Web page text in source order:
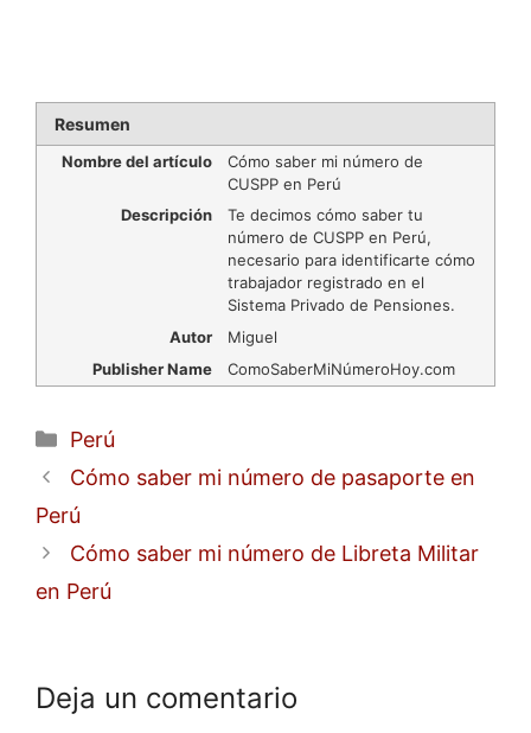
Resumen
Nombre del artículo
Cómo saber mi número de
CUSPP en Perú
Descripción
Te decimos cómo saber tu
número de CUSPP en Perú,
necesario para identificarte cómo
trabajador registrado en el
Sistema Privado de Pensiones.
Autor
Miguel
Publisher Name
ComoSaberMiNúmeroHoy.com
Categorías
Perú
Cómo saber mi número de pasaporte en
Perú
Cómo saber mi número de Libreta Militar
en Perú
Deja un comentario